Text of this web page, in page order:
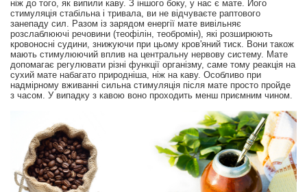
ніж до того, як випили каву. З іншого боку, у нас є мате. Його
стимуляція стабільна і тривала, ви не відчуваєте раптового
занепаду сил. Разом із зарядом енергії мате вивільняє
розслаблюючі речовини (теофілін, теобромін), які розширюють
кровоносні судини, знижуючи при цьому кров'яний тиск. Вони також
мають стимулюючий вплив на центральну нервову систему. Мате
допомагає регулювати різні функції організму, саме тому реакція на
сухий мате набагато природніша, ніж на каву. Особливо при
надмірному вживанні сильна стимуляція після мате просто пройде
з часом. У випадку з кавою воно проходить менш приємним чином.